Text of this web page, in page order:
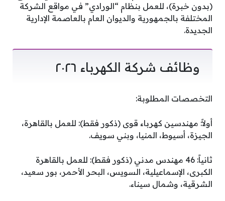
(بدون خبرة)، للعمل بنظام “الورادي” في مواقع الشركة
المختلفة بالجمهورية والديوان العام بالعاصمة الإدارية
الجديدة.
وظائف شركة الكهرباء ٢٠٢٦
التخصصات المطلوبة:
أولاً: مهندسين كهرباء قوى (ذكور فقط): للعمل بالقاهرة،
الجيزة، أسيوط، المنيا، وبني سويف.
ثانياً: 46 مهندس مدني (ذكور فقط): للعمل بالقاهرة
الكبرى، الإسماعيلية، السويس، البحر الأحمر، بور سعيد،
الشرقية، وشمال سيناء.